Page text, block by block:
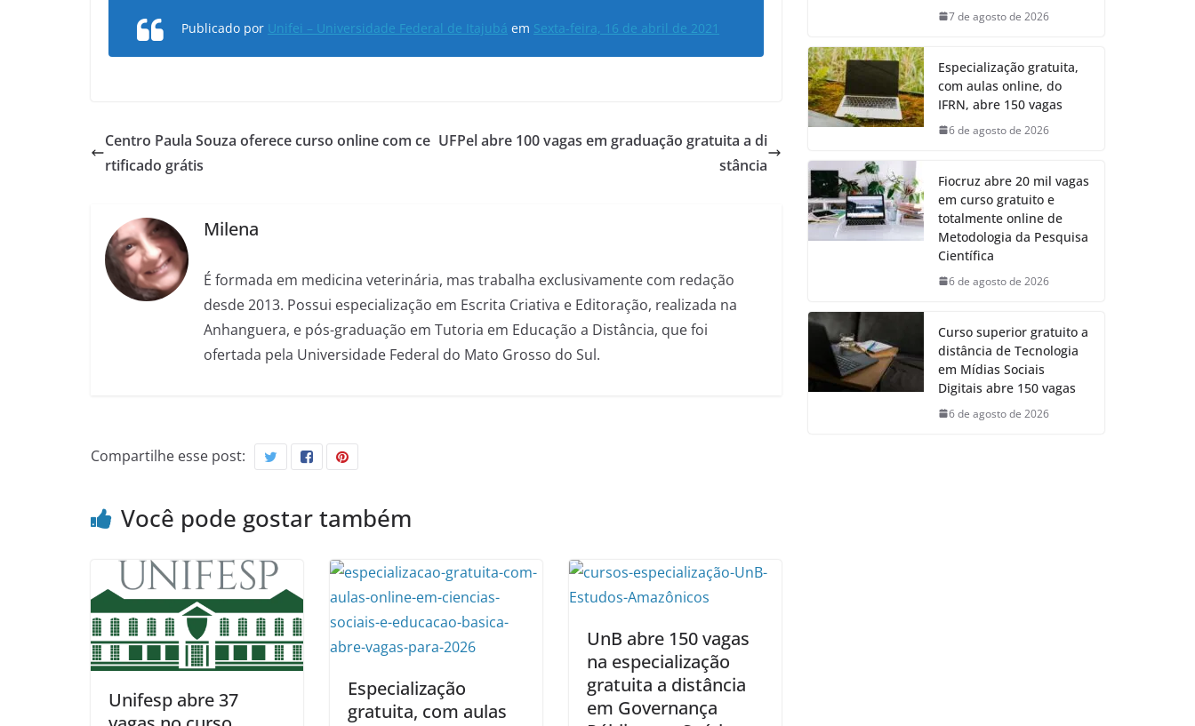
Publicado por Unifei – Universidade Federal de Itajubá em Sexta-feira, 16 de abril de 2021
Centro Paula Souza oferece curso online com ce
rtificado grátis
UFPel abre 100 vagas em graduação gratuita a di
stância
Milena
É formada em medicina veterinária, mas trabalha exclusivamente com redação
desde 2013. Possui especialização em Escrita Criativa e Editoração, realizada na
Anhanguera, e pós-graduação em Tutoria em Educação a Distância, que foi
ofertada pela Universidade Federal do Mato Grosso do Sul.
Compartilhe esse post:
Você pode gostar também
Unifesp abre 37
Especialização
gratuita, com aulas
UnB abre 150 vagas
na especialização
gratuita a distância
em Governança
7 de agosto de 2026
Especialização gratuita,
com aulas online, do
IFRN, abre 150 vagas
6 de agosto de 2026
Fiocruz abre 20 mil vagas
em curso gratuito e
totalmente online de
Metodologia da Pesquisa
Científica
6 de agosto de 2026
Curso superior gratuito a
distância de Tecnologia
em Mídias Sociais
Digitais abre 150 vagas
6 de agosto de 2026